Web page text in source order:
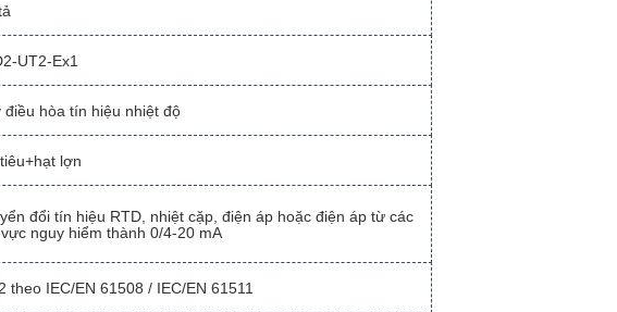
UT2-Ex1
điều hòa tín hiệu nhiệt độ
lợn
đổi tín hiệu RTD, nhiệt cặp, điện áp hoặc điện áp từ các
nguy hiểm thành 0/4-20 mA
theo IEC/EN 61508 / IEC/EN 61511